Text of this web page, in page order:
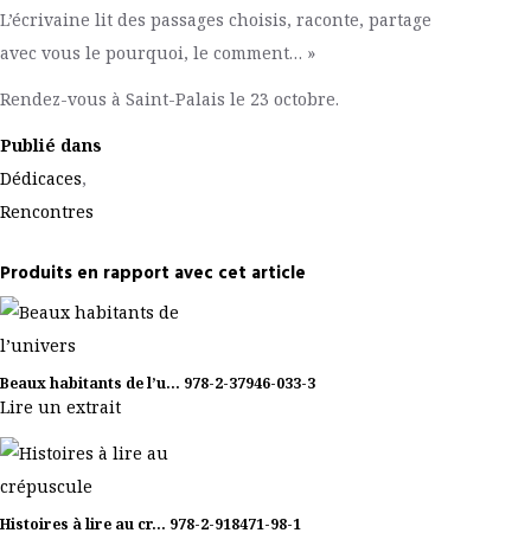
L’écrivaine lit des passages choisis, raconte, partage
avec vous le pourquoi, le comment… »
Rendez-vous à Saint-Palais le 23 octobre.
Publié dans
Dédicaces,
Rencontres
Produits en rapport avec cet article
Beaux habitants de l’u... 978-2-37946-033-3
Lire un extrait
Histoires à lire au cr... 978-2-918471-98-1